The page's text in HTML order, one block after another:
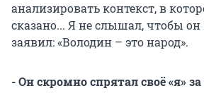
анализировать контекст, в
сказано... Я не слышал, чтобы
заявил: «Володин – это народ».
- Он скромно спрятал своё «я»